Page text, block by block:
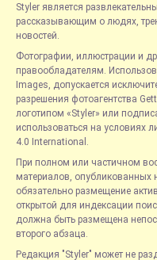
Styler является
рассказывающим о людях,
новостей.
Фотографии, иллюстрации и
правообладателям.
Images, допускается
разрешения фотоагентства
логотипом «Styler» или
использоваться на условиях
4.0 International.
При полном или частичном
материалов, опубликованных
обязательно размещение
открытой для индексации
должна быть размещена
второго абзаца.
Редакция "Styler" может не